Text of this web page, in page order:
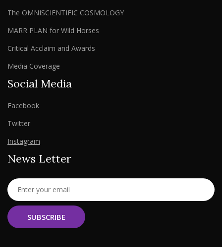
The OMNISCIENTIFIC COSMOLOGY
MARR PLAN for Wild Horses
Critical Acclaim and Awards
Media Coverage
Social Media
Facebook
Twitter
Instagram
News Letter